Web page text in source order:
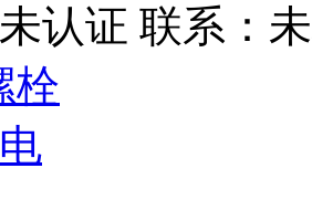
未认证 联系：